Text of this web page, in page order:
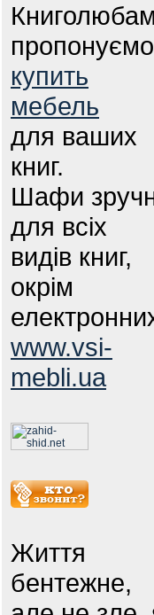
Книголюбам
пропонуємо
купить
мебель
для ваших
книг.
Шафи
для всіх
видів книг,
окрім
www.vsi-
mebli.ua
Життя
бентежне,